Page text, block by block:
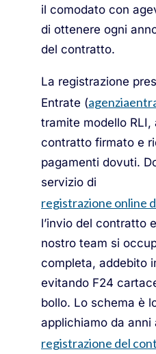
il comodato con
di ottenere ogni
del contratto.
La registrazione
Entrate (
tramite modello RLI,
contratto firmato e
pagamenti dovuti.
servizio di
registrazione online
l’invio del contratto
nostro team si
completa, addebito
evitando F24
bollo. Lo schema è
applichiamo da anni
registrazione del